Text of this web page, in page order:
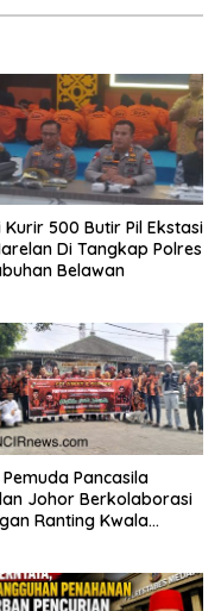
Kurir 500 Butir Pil Ekstasi
Di Tangkap Polres
Belawan
Pemuda Pancasila
Johor Berkolaborasi
Ranting Kwala
dan Pengguna Jalan